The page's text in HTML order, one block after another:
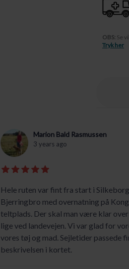
OBS: Se
Tryk her
Marion Bald Rasmussen
3 years ago
Hele ruten var fint fra start i
Bjerringbro med overnatning på
teltplads. Der skal man være klar
lige ved landevejen. Vi var glad for
vores tøj og mad. Sejletider passede
beskrivelsen i kortet.